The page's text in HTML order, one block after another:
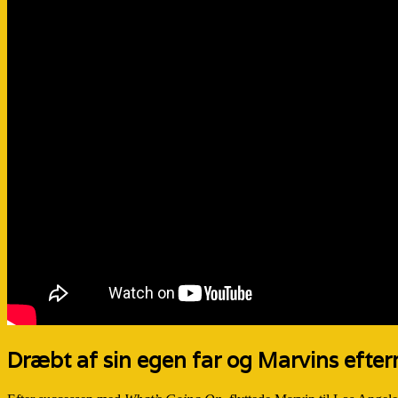
Dræbt af sin egen far og Marvins